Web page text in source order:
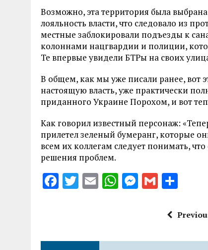
Возможно, эта территория была
лояльность власти, что следовало из
местные заблокировали подъезды к
колоннами нацгвардии и полиции,
Те впервые увидели БТРы на своих
В общем, как мы уже писали ранее, вот
настоящую власть, уже практически
приданного Украине Порохом, и вот
Как говорил известный персонаж:
прилетел зеленый бумеранг, которые
всем их коллегам следует понимать,
решения проблем.
F
o
T
r
E W
A
M
g
G
ai a